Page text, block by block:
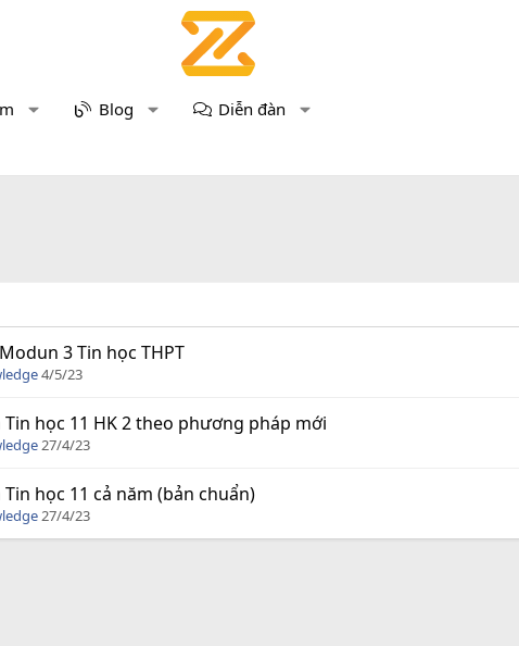
Blog Diễn đàn
3 Tin học THPT
4/5/23
Tin học 11 HK 2 theo phương pháp mới
27/4/23
Tin học 11 cả năm (bản chuẩn)
27/4/23